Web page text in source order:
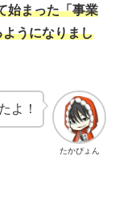
始まった「事業
うになりまし
たかぴょん
よ！